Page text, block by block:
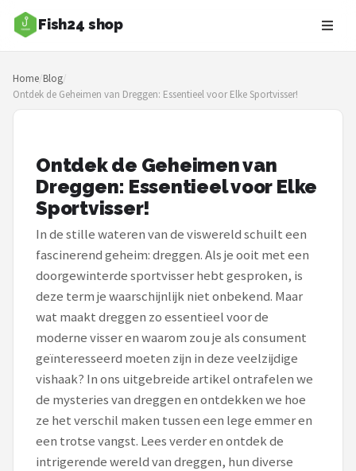
Fish24 shop
Zoeken
NAVIGATIE
Shop
Blog
Hengelsoorten
Hengels
Dobbers
Kunstaas
Shop
POPULAIRE MERKEN
Home/Blog/
Ontdek de Geheimen van Dreggen: Essentieel voor Elke Sportvisser!
Ontdek de Geheimen van
Dreggen: Essentieel voor Elke
Sportvisser!
In de stille wateren van de viswereld schuilt een
fascinerend geheim: dreggen. Als je ooit met een
doorgewinterde sportvisser hebt gesproken, is
deze term je waarschijnlijk niet onbekend. Maar
wat maakt dreggen zo essentieel voor de
moderne visser en waarom zou je als consument
geïnteresseerd moeten zijn in deze veelzijdige
vishaak? In ons uitgebreide artikel ontrafelen we
de mysteries van dreggen en ontdekken we hoe
ze het verschil maken tussen een lege emmer en
een trotse vangst. Lees verder en ontdek de
intrigerende wereld van dreggen, hun diverse